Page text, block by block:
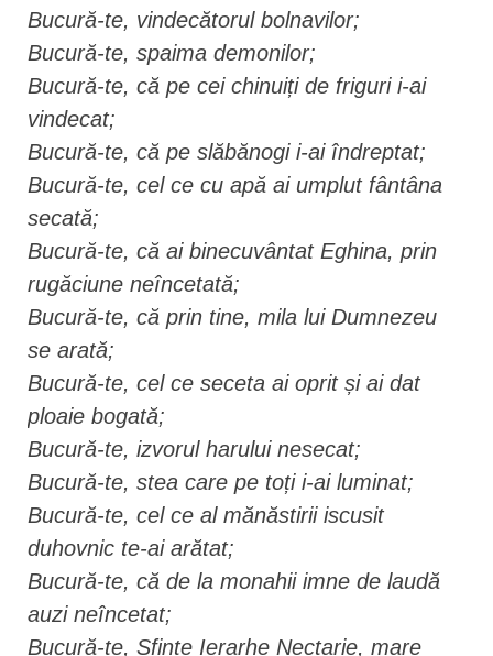
Bucură-te, vindecătorul bolnavilor;
Bucură-te, spaima demonilor;
Bucură-te, că pe cei chinuiți de friguri i-ai
vindecat;
Bucură-te, că pe slăbănogi i-ai îndreptat;
Bucură-te, cel ce cu apă ai umplut fântâna
secată;
Bucură-te, că ai binecuvântat Eghina, prin
rugăciune neîncetată;
Bucură-te, că prin tine, mila lui Dumnezeu
se arată;
Bucură-te, cel ce seceta ai oprit și ai dat
ploaie bogată;
Bucură-te, izvorul harului nesecat;
Bucură-te, stea care pe toți i-ai luminat;
Bucură-te, cel ce al mănăstirii iscusit
duhovnic te-ai arătat;
Bucură-te, că de la monahii imne de laudă
auzi neîncetat;
Bucură-te, Sfinte Ierarhe Nectarie, mare